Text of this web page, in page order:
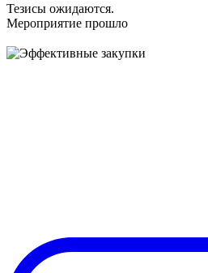
Тезисы ожидаются.
Мероприятие прошло